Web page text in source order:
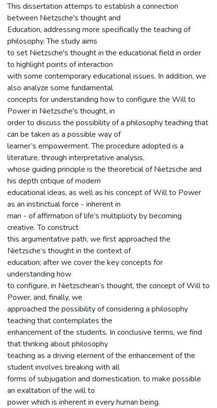
This dissertation attemps to establish a connection
between Nietzsche's thought and
Education, addressing more specifically the teaching of
philosophy. The study aims
to set Nietzsche's thought in the educational field in order
to highlight points of interaction
with some contemporary educational issues. In addition, we
also analyze some fundamental
concepts for understanding how to configure the Will to
Power in Nietzsche's thought, in
order to discuss the possibility of a philosophy teaching that
can be taken as a possible way of
learner’s empowerment. The procedure adopted is a
literature, through interpretative analysis,
whose guiding principle is the theoretical of Nietzsche and
his depth critique of modern
educational ideas, as well as his concept of Will to Power
as an instinctual force - inherent in
man - of affirmation of life’s multiplicity by becoming
creative. To construct
this argumentative path, we first approached the
Nietzsche’s thought in the context of
education; after we cover the key concepts for
understanding how
to configure, in Nietzschean’s thought, the concept of Will to
Power, and, finally, we
approached the possibility of considering a philosophy
teaching that contemplates the
enhancement of the students. In conclusive terms, we find
that thinking about philosophy
teaching as a driving element of the enhancement of the
student involves breaking with all
forms of subjugation and domestication, to make possible
an exaltation of the will to
power which is inherent in every human being.